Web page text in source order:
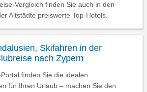
Vergleich finden Sie auch in den
Altstädte preiswerte Top-Hotels.
Skifahren in der
nach Zypern
finden Sie die idealen
für Ihren Urlaub – machen Sie den